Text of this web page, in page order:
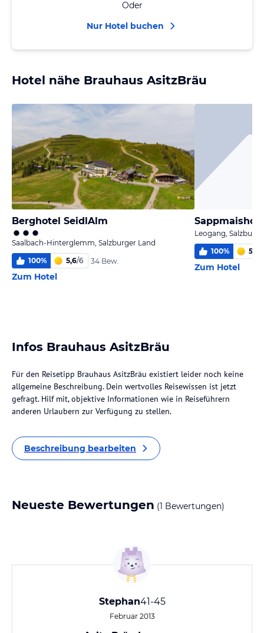
Oder
Nur Hotel buchen
Hotel nähe Brauhaus AsitzBräu
Berghotel SeidlAlm
Saalbach-Hinterglemm, Salzburger Land
100% 5,6/6 34 Bew.
Zum Hotel
Sappmaishof
Leogang,
100% 5,6
Zum Hotel
Infos Brauhaus AsitzBräu
Für den Reisetipp Brauhaus AsitzBräu existiert leider noch keine
allgemeine Beschreibung. Dein wertvolles Reisewissen ist jetzt
gefragt. Hilf mit, objektive Informationen wie in Reiseführern
anderen Urlaubern zur Verfügung zu stellen.
Beschreibung bearbeiten
Neueste Bewertungen (1 Bewertungen)
Stephan41-45
Februar 2013